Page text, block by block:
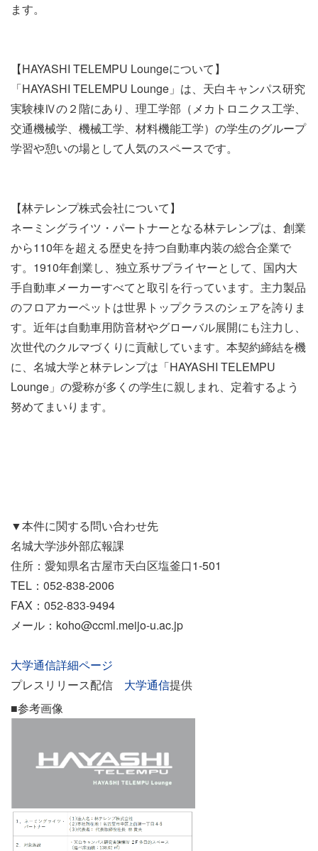
ます。
【HAYASHI TELEMPU Loungeについて】
「HAYASHI TELEMPU Lounge」は、天白キャンパス研究
実験棟Ⅳの２階にあり、理工学部（メカトロニクス工学、
交通機械学、機械工学、材料機能工学）の学生のグループ
学習や憩いの場として人気のスペースです。
【林テレンプ株式会社について】
ネーミングライツ・パートナーとなる林テレンプは、創業
から110年を超える歴史を持つ自動車内装の総合企業で
す。1910年創業し、独立系サプライヤーとして、国内大
手自動車メーカーすべてと取引を行っています。主力製品
のフロアカーペットは世界トップクラスのシェアを誇りま
す。近年は自動車用防音材やグローバル展開にも注力し、
次世代のクルマづくりに貢献しています。本契約締結を機
に、名城大学と林テレンプは「HAYASHI TELEMPU
Lounge」の愛称が多くの学生に親しまれ、定着するよう
努めてまいります。
▼本件に関する問い合わせ先
名城大学渉外部広報課
住所：愛知県名古屋市天白区塩釜口1-501
TEL：052-838-2006
FAX：052-833-9494
メール：koho@ccml.meijo-u.ac.jp
大学通信詳細ページ
プレスリリース配信 大学通信提供
■参考画像